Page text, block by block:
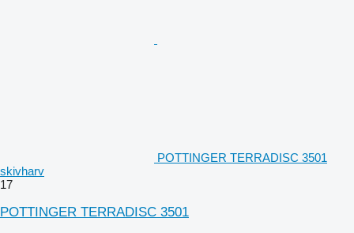
POTTINGER TERRADISC 3501
skivharv
17
POTTINGER TERRADISC 3501